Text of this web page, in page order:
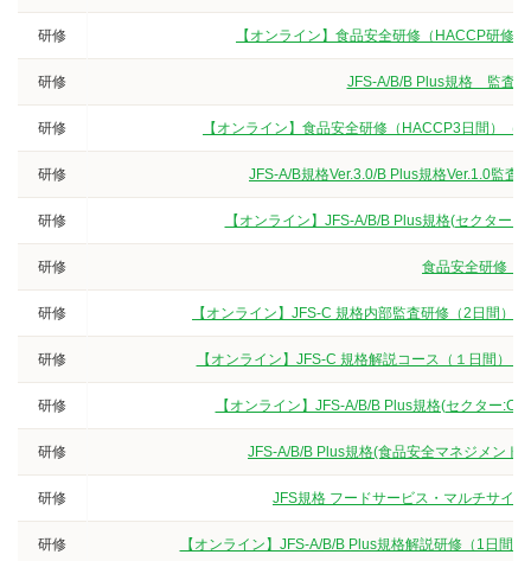
研修 【オンライン】食品安全研修（HACCP研修
研修 JFS-A/B/B Plus規格 監査員
研修 【オンライン】食品安全研修（HACCP3日間）
研修 JFS-A/B規格Ver.3.0/B Plus規格Ver.1.0監
研修 【オンライン】JFS-A/B/B Plus規格(セクタ
研修 食品安全研修（
研修 【オンライン】JFS-C 規格内部監査研修（2日間）
研修 【オンライン】JFS-C 規格解説コース（１日間）
研修 【オンライン】JFS-A/B/B Plus規格(セクター
研修 JFS-A/B/B Plus規格(食品安全マネジメント
研修 JFS規格 フードサービス・マルチサイ
研修 【オンライン】JFS-A/B/B Plus規格解説研修（1日間